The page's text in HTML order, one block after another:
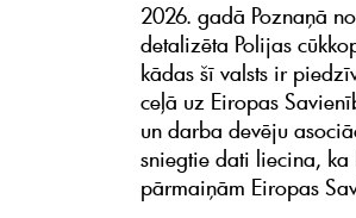
2026. gadā Poznaņā
detalizēta Polijas
kādas šī valsts ir
ceļā uz Eiropas
un darba devēju
sniegtie dati liecina,
pārmaiņām Eiropas